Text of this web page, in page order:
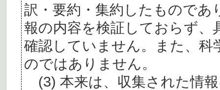
訳・要約・集約したものであ
報の内容を検証しておらず、
確認していません。また、
のではありません。
(3) 本来は、収集された情